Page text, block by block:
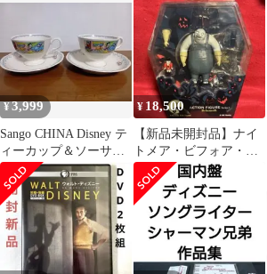
語吹き替え版
¥3,999
Sango CHINA Disney テ
ィーカップ＆ソーサー
（2客セット）
¥ 18,500
【新品未開封品】ナイ
トメア・ビフォア・ク
リスマス ベヒモス フィ
ギュア